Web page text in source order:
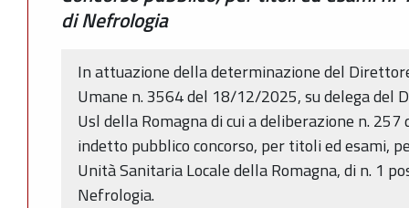
di Nefrologia
In attuazione della determinazione del
Umane n. 3564 del 18/12/2025, su delega del
Usl della Romagna di cui a deliberazione n.
indetto pubblico concorso, per titoli ed esami,
Unità Sanitaria Locale della Romagna, di n. 1
Nefrologia.